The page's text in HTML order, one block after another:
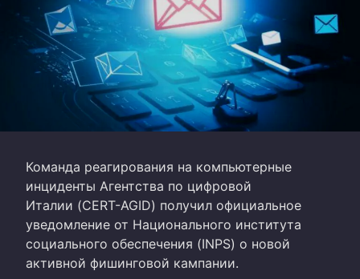
Команда реагирования на компьютерные
инциденты Агентства по цифровой
Италии (CERT-AGID) получил официальное
уведомление от Национального института
социального обеспечения (INPS) о новой
активной фишинговой кампании.